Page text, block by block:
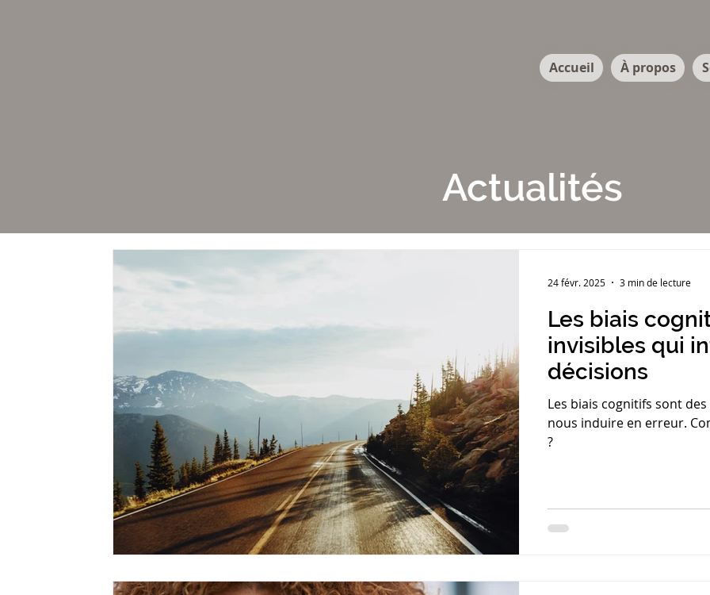
Accueil À propos
Actualités
Les biais
invisibles qui
décisions
Les biais cognitifs sont
nous induire en erreur.
?
24 févr. 2025 3 min de lecture